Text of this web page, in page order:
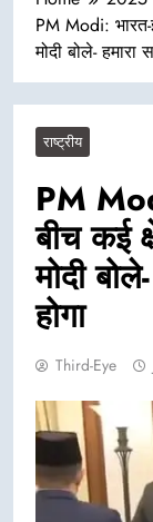
PM Modi:
मोदी बोले-
राष्ट्रीय
PM
बीच कई
मोदी
होगा
Third-Eye